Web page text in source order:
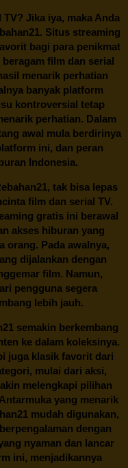
Jika iya, maka Anda
. Situs streaming
bagi para penikmat
film dan serial
menarik perhatian
banyak platform
kontroversial tetap
perhatian. Dalam
awal mula berdirinya
ini, dan peran
Indonesia.
, tak bisa lepas
film dan serial TV.
gratis ini berawal
akses hiburan yang
orang. Pada awalnya,
dijalankan dengan
film. Namun,
pengguna segera
lebih jauh.
semakin berkembang
ke dalam koleksinya.
juga klasik favorit dari
mulai dari aksi,
melengkapi pilihan
yang menarik
mudah digunakan,
dengan
nyaman dan lancar
ini, menjadikannya